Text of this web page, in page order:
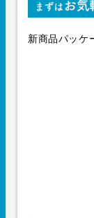
新商品パッケ